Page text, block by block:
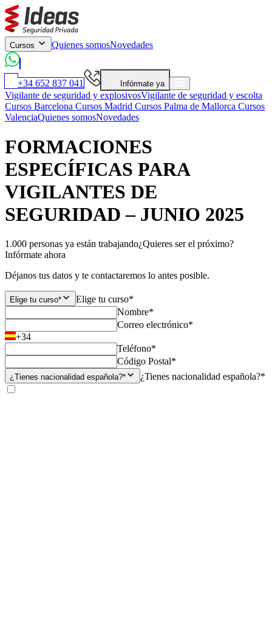
Cursos Quienes somosNovedades
+34 652 837 041 Infórmate ya
Vigilante de seguridad y explosivosVigilante de seguridad y escolta
Cursos Barcelona Cursos Madrid Cursos Palma de Mallorca Cursos
ValenciaQuienes somosNovedades
FORMACIONES
ESPECÍFICAS PARA
VIGILANTES DE
SEGURIDAD – JUNIO 2025
1.000 personas ya están trabajando¿Quieres ser el próximo?
Infórmate ahora
Déjanos tus datos y te contactaremos lo antes posible.
Elige tu curso*
Elige tu curso*
Nombre*
Correo electrónico*
+34
Teléfono*
Código Postal*
¿Tienes nacionalidad española?* ¿Tienes nacionalidad española?*